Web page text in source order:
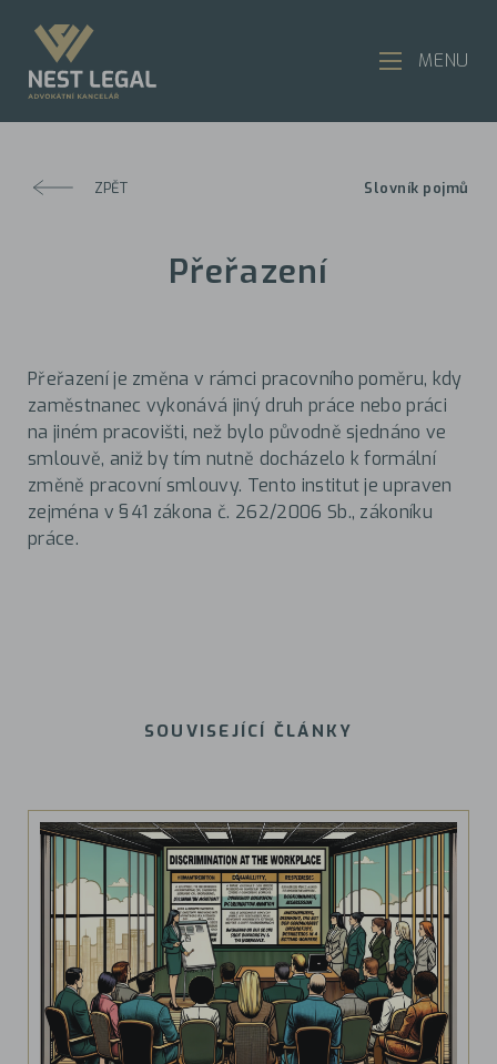
ZPĚT Slovník pojmů
Přeřazení
Přeřazení je změna v rámci pracovního poměru, kdy
zaměstnanec vykonává jiný druh práce nebo práci
na jiném pracovišti, než bylo původně sjednáno ve
smlouvě, aniž by tím nutně docházelo k formální
změně pracovní smlouvy. Tento institut je upraven
zejména v § 41 zákona č. 262/2006 Sb., zákoníku
práce.
SOUVISEJÍCÍ ČLÁNKY
MENU